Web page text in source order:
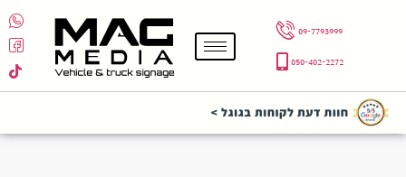
09-7793999
050-402-2272